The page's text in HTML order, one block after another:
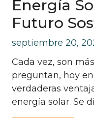
Energía
Futuro
septiembre 20,
Cada vez, son
preguntan, hoy
verdaderas
energía solar. Se